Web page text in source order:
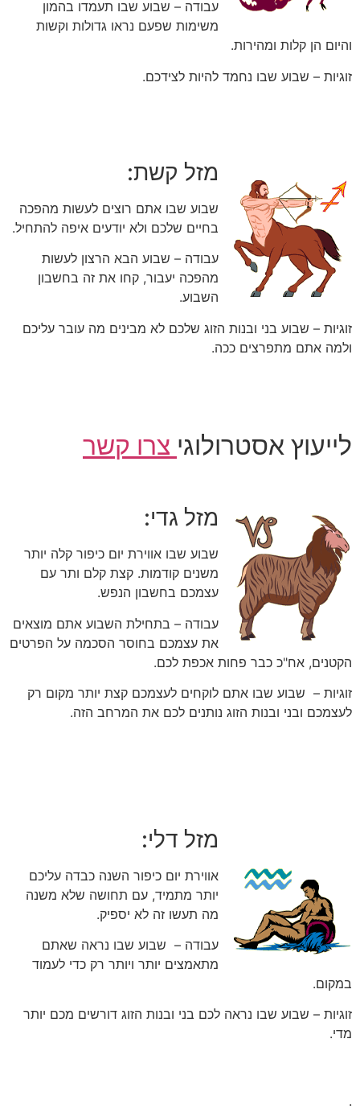
עבודה – שבוע שבו תעמדו בהמון
משימות שפעם נראו גדולות וקשות
והיום הן קלות ומהירות.
זוגיות – שבוע שבו נחמד להיות לצידכם.
מזל קשת:
שבוע שבו אתם רוצים לעשות מהפכה
בחיים שלכם ולא יודעים איפה להתחיל.
עבודה – שבוע הבא הרצון לעשות
מהפכה יעבור, קחו את זה בחשבון
השבוע.
זוגיות – שבוע בני ובנות הזוג שלכם לא מבינים מה עובר עליכם
ולמה אתם מתפרצים ככה.
לייעוץ אסטרולוגי צרו קשר
מזל גדי:
שבוע שבו אווירת יום כיפור קלה יותר
משנים קודמות. קצת קלם ותר עם
עצמכם בחשבון הנפש.
עבודה – בתחילת השבוע אתם מוצאים
את עצמכם בחוסר הסכמה על הפרטים
הקטנים, אח"כ כבר פחות אכפת לכם.
זוגיות – שבוע שבו אתם לוקחים לעצמכם קצת יותר מקום רק
לעצמכם ובני ובנות הזוג נותנים לכם את המרחב הזה.
מזל דלי:
אווירת יום כיפור השנה כבדה עליכם
יותר מתמיד, עם תחושה שלא משנה
מה תעשו זה לא יספיק.
עבודה – שבוע שבו נראה שאתם
מתאמצים יותר ויותר רק כדי לעמוד
במקום.
זוגיות – שבוע שבו נראה לכם בני ובנות הזוג דורשים מכם יותר
מדי.
.